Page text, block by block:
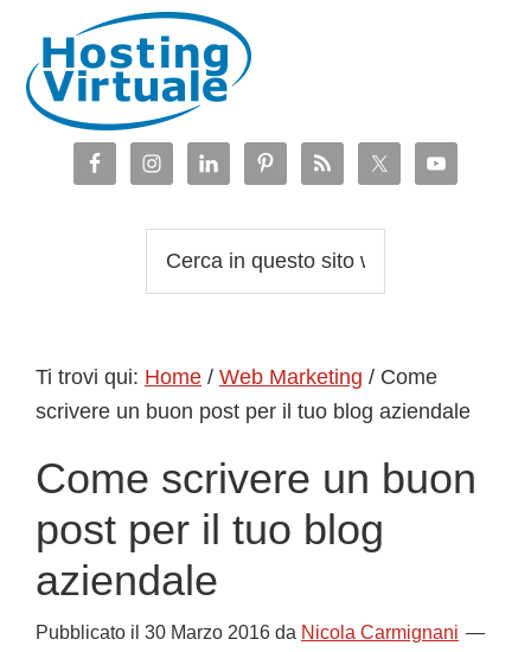
navigazione
primaria
contenuto
principale
barra
laterale
piè
web
Ti trovi qui: Home / Web Marketing / Come
scrivere un buon post per il tuo blog aziendale
Come scrivere un buon
post per il tuo blog
aziendale
Pubblicato il 30 Marzo 2016 da Nicola Carmignani